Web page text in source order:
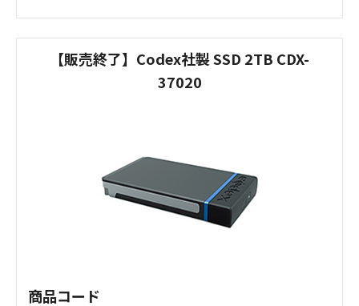
【販売終了】Codex社製 SSD 2TB CDX-
37020
商品コード